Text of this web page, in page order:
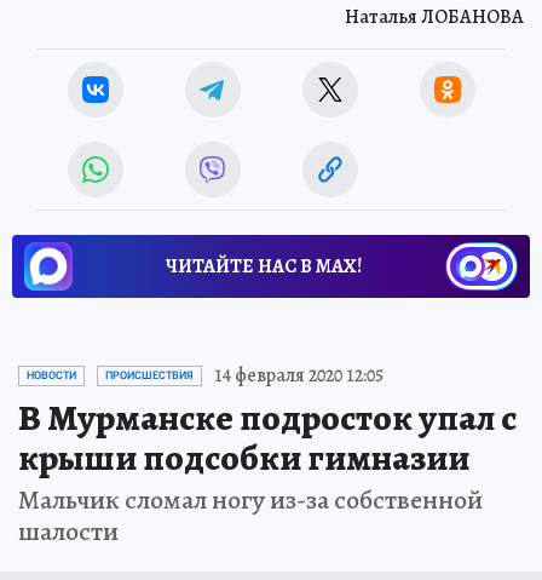
Наталья ЛОБАНОВА
ЧИТАЙТЕ НАС В МАХ!
НОВОСТИ ПРОИСШЕСТВИЯ 14 февраля 2020 12:05
В Мурманске подросток упал с
крыши подсобки гимназии
Мальчик сломал ногу из-за собственной
шалости